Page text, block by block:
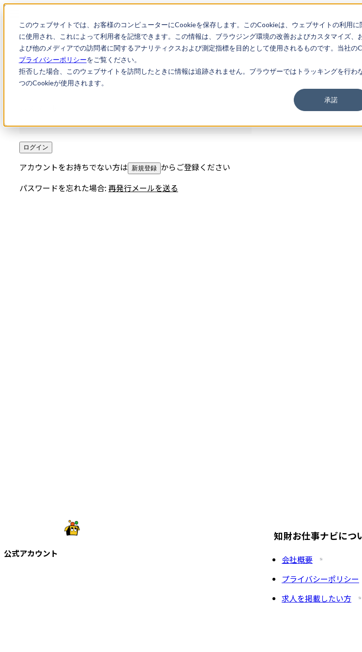
このウェブサイトでは、お客様のコンピューターにCookieを保存します。このCookieは、ウェブサイトの利用
に使用され、これによって利用者を記憶できます。この情報は、ブラウジング環境の改善およびカスタマイズ、
よび他のメディアでの訪問者に関するアナリティクスおよび測定指標を目的として使用されるものです。当社の
プライバシーポリシーをご覧ください。
拒否した場合、このウェブサイトを訪問したときに情報は追跡されません。ブラウザーではトラッキングを行わ
つのCookieが使用されます。
承諾
ログイン
メールアドレス
ログイン
アカウントをお持ちでない方は 新規登録 からご登録ください
パスワードを忘れた場合: 再発行メールを送る
公式アカウント
知財お仕事ナビにつ
会社概要
プライバシーポリシー
求人を掲載したい方